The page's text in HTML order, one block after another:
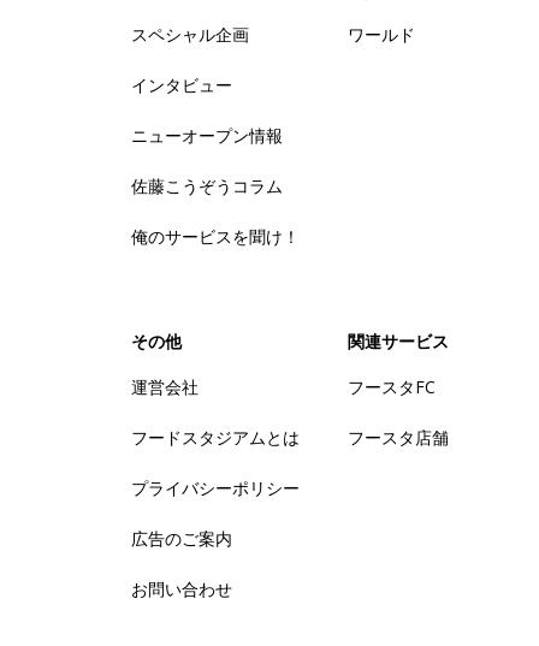
スペシャル企画
インタビュー
ニューオープン情報
佐藤こうぞうコラム
俺のサービスを聞け！
ワールド
その他
運営会社
フードスタジアムとは
プライバシーポリシー
広告のご案内
お問い合わせ
関連サービス
フースタFC
フースタ店舗